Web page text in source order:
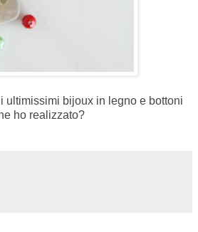
ultimissimi bijoux in legno e bottoni
ho realizzato?